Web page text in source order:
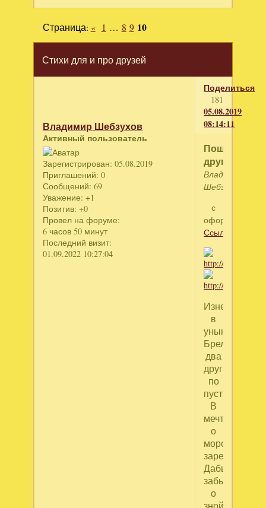
Стихи для и про друзей
Страница: « 1 … 8 9 10
Поделиться
181
05.08.2019
08:14:11
Владимир Шебзухов
Активный пользователь
Зарегистрирован: 05.08.2019
Приглашений: 0
Сообщений: 69
Уважение: +1
Позитив: +0
Провел на форуме:
6 часов 50 минут
Последний визит:
01.09.2022 10:27:04
Пощёчина
другу
Владимир
Шебзухов
с
оформлением
Ссылка
в
унынье,
Брели
два
друга
по
пустыне,
В
мечтаньях
о
морской
заре,
Дабы
забыть
о
зной-